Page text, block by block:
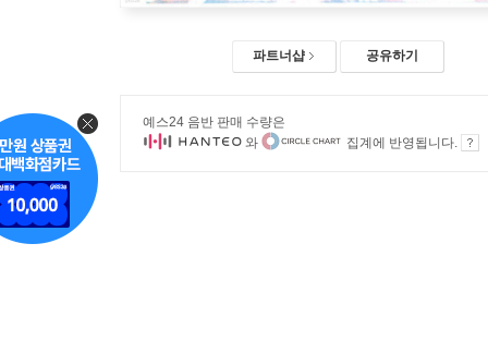
파트너샵 공유하기
예스24 음반 판매 수량은
와
집계에 반영됩니다.